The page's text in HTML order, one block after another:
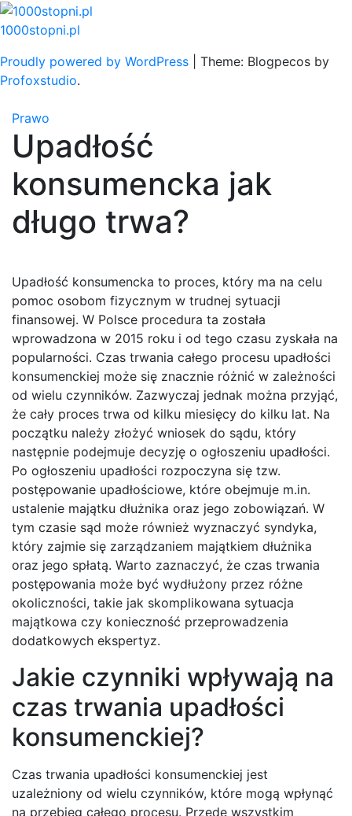
Skip
to
1000stopni.pl
Proudly powered by WordPress
Theme: Blogpecos by
Profoxstudio.
Prawo
Upadłość
konsumencka jak
długo trwa?
Upadłość konsumencka to proces, który ma na celu
pomoc osobom fizycznym w trudnej sytuacji
finansowej. W Polsce procedura ta została
wprowadzona w 2015 roku i od tego czasu zyskała na
popularności. Czas trwania całego procesu upadłości
konsumenckiej może się znacznie różnić w zależności
od wielu czynników. Zazwyczaj jednak można przyjąć,
że cały proces trwa od kilku miesięcy do kilku lat. Na
początku należy złożyć wniosek do sądu, który
następnie podejmuje decyzję o ogłoszeniu upadłości.
Po ogłoszeniu upadłości rozpoczyna się tzw.
postępowanie upadłościowe, które obejmuje m.in.
ustalenie majątku dłużnika oraz jego zobowiązań. W
tym czasie sąd może również wyznaczyć syndyka,
który zajmie się zarządzaniem majątkiem dłużnika
oraz jego spłatą. Warto zaznaczyć, że czas trwania
postępowania może być wydłużony przez różne
okoliczności, takie jak skomplikowana sytuacja
majątkowa czy konieczność przeprowadzenia
dodatkowych ekspertyz.
Jakie czynniki wpływają na
czas trwania upadłości
konsumenckiej?
Czas trwania upadłości konsumenckiej jest
uzależniony od wielu czynników, które mogą wpłynąć
na przebieg całego procesu. Przede wszystkim